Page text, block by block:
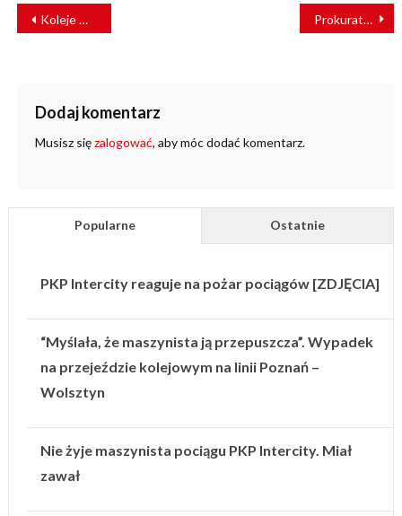
NAWIGACJA
WPISU
Koleje Mazowieckie – zmiany w rozkładzie jazdy od 1 września Prokuratura wszczyna śledztwo w sprawie decyzji węglowej
Dodaj komentarz
Musisz sięzalogować, aby móc dodać komentarz.
Popularne Ostatnie
PKP Intercity reaguje na pożar pociągów [ZDJĘCIA]
“Myślała, że maszynista ją przepuszcza”. Wypadek
na przejeździe kolejowym na linii Poznań –
Wolsztyn
Nie żyje maszynista pociągu PKP Intercity. Miał
zawał